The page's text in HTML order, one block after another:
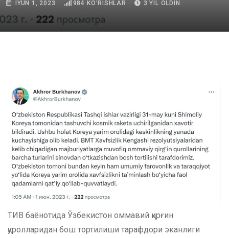
IYUN 1, 2023 984 KOʻRISHLAR 3 YIL OLDIN
ТИВ баёнотида Ўзбекистон оммавий қирғин
қуролларидан бош тортилиши тарафдори эканлиги